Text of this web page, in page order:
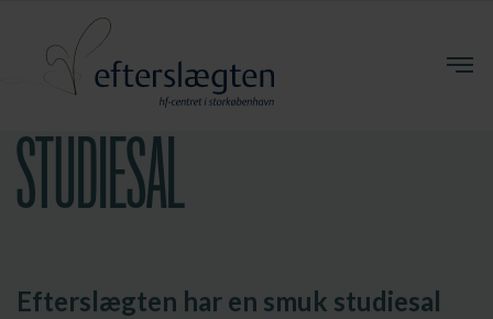
STUDIESAL
Efterslægten har en smuk studiesal